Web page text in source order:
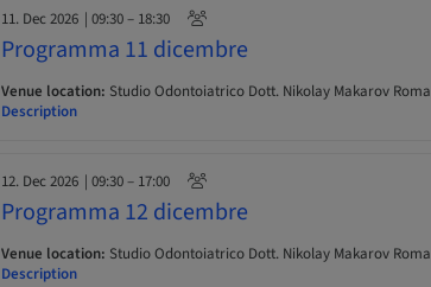
11. Dec 2026 | 09:30 – 18:30
Programma 11 dicembre
Venue location: Studio Odontoiatrico Dott. Nikolay Makarov Roma
Description
12. Dec 2026 | 09:30 – 17:00
Programma 12 dicembre
Venue location: Studio Odontoiatrico Dott. Nikolay Makarov Roma
Description